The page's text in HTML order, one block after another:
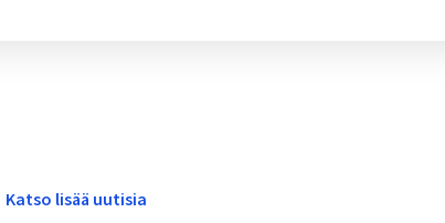
Katso lisää uutisia